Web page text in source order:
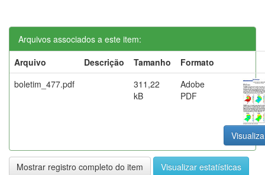
Arquivos associados a este item:
Arquivo
Descrição Tamanho
Formato
boletim_477.pdf
311,22
kB
Adobe
PDF
Mostrar registro completo do item Visualizar estatísticas